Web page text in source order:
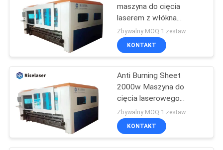
Spawanie laserowe
maszyna do cięcia
laserem z włókna
metalowego do metalu
ze stali nierdzewnej
Zbywalny MOQ:1 zestaw
KONTAKT
Anti Burning Sheet
2000w Maszyna do
cięcia laserowego
Wycinarka laserowa do
metalu
Zbywalny MOQ:1 zestaw
KONTAKT